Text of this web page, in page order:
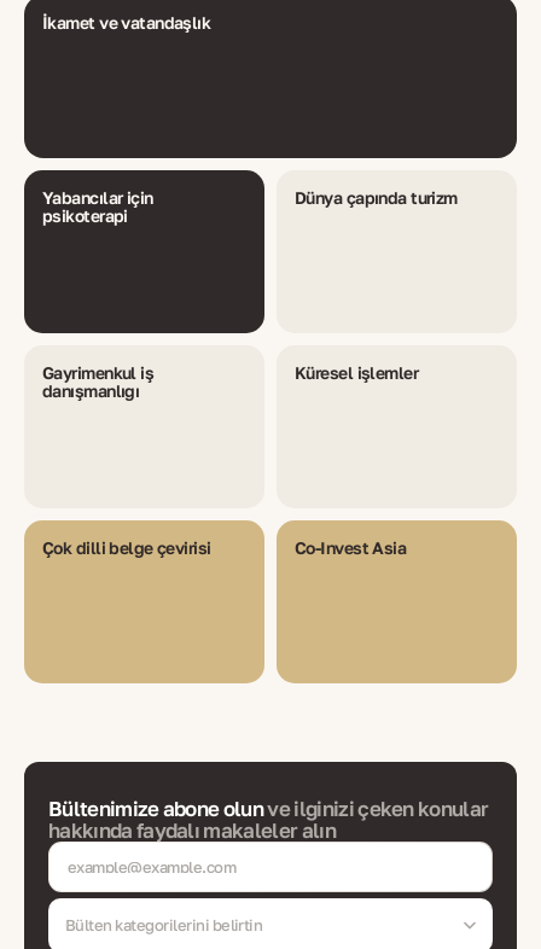
İkamet ve vatandaşlık
Yabancılar için
psikoterapi
Dünya çapında turizm
Gayrimenkul iş
danışmanlığı
Küresel işlemler
Çok dilli belge çevirisi Co-Invest Asia
Bültenimize abone olunve ilginizi çeken konular
hakkında faydalı makaleler alın
Bülten kategorilerini belirtin